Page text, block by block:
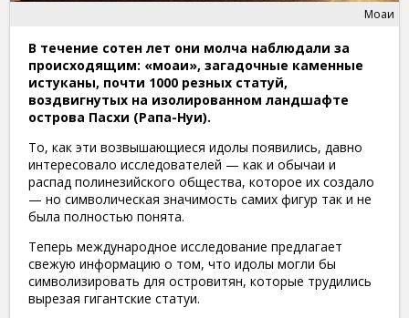
Моаи
В течение сотен лет они молча наблюдали за
происходящим: «моаи», загадочные каменные
истуканы, почти 1000 резных статуй,
воздвигнутых на изолированном ландшафте
острова Пасхи (Рапа-Нуи).
То, как эти возвышающиеся идолы появились, давно
интересовало исследователей — как и обычаи и
распад полинезийского общества, которое их создало
— но символическая значимость самих фигур так и не
была полностью понята.
Теперь международное исследование предлагает
свежую информацию о том, что идолы могли бы
символизировать для островитян, которые трудились
вырезая гигантские статуи.